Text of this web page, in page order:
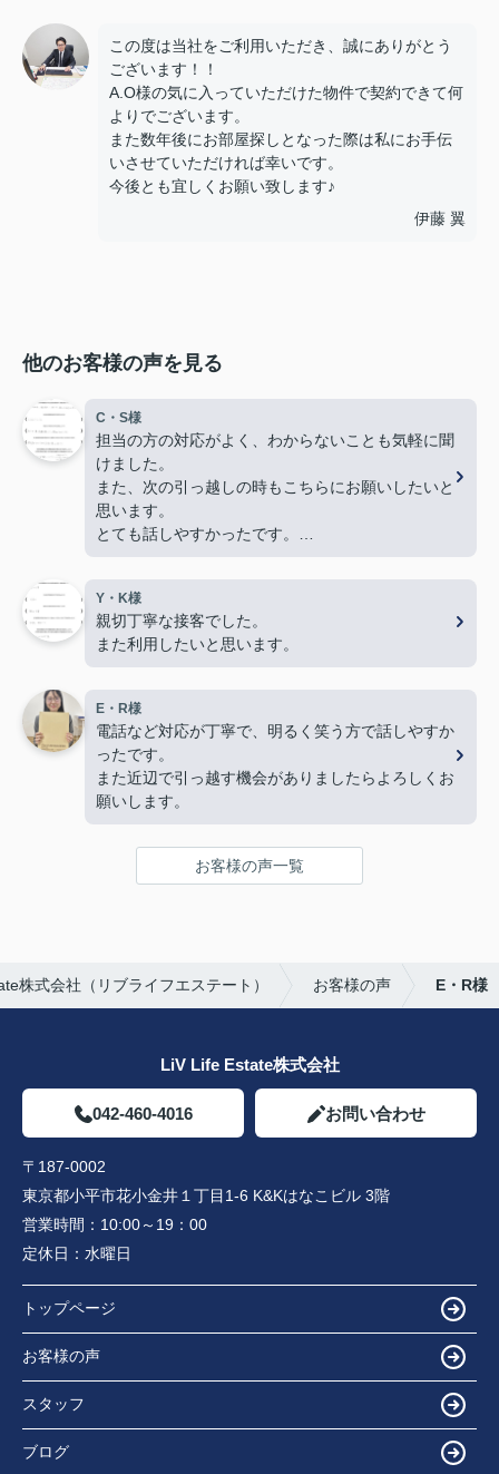
この度は当社をご利用いただき、誠にありがとう
ございます！！
A.O様の気に入っていただけた物件で契約できて何
よりでございます。
また数年後にお部屋探しとなった際は私にお手伝
いさせていただければ幸いです。
今後とも宜しくお願い致します♪
伊藤 翼
他のお客様の声を見る
C・S様
担当の方の対応がよく、わからないことも気軽に聞
けました。
また、次の引っ越しの時もこちらにお願いしたいと
思います。
とても話しやすかったです。
Y・K様
親切丁寧な接客でした。
また利用したいと思います。
E・R様
電話など対応が丁寧で、明るく笑う方で話しやすか
ったです。
また近辺で引っ越す機会がありましたらよろしくお
願いします。
お客様の声一覧
株式会社（リブライフエステート） お客様の声 E・R様
LiV Life Estate株式会社
042-460-4016 お問い合わせ
〒187-0002
東京都小平市花小金井１丁目1-6 K&Kはなこビル 3階
営業時間： 10:00～19：00
定休日： 水曜日
トップページ
お客様の声
スタッフ
ブログ